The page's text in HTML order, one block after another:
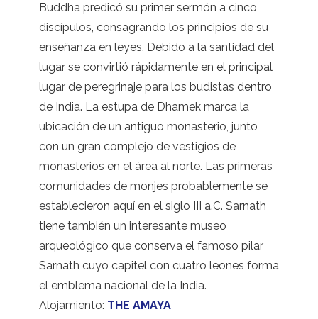
Buddha predicó su primer sermón a cinco
discípulos, consagrando los principios de su
enseñanza en leyes. Debido a la santidad del
lugar se convirtió rápidamente en el principal
lugar de peregrinaje para los budistas dentro
de India. La estupa de Dhamek marca la
ubicación de un antiguo monasterio, junto
con un gran complejo de vestigios de
monasterios en el área al norte. Las primeras
comunidades de monjes probablemente se
establecieron aquí en el siglo III a.C. Sarnath
tiene también un interesante museo
arqueológico que conserva el famoso pilar
Sarnath cuyo capitel con cuatro leones forma
el emblema nacional de la India.
Alojamiento: THE AMAYA